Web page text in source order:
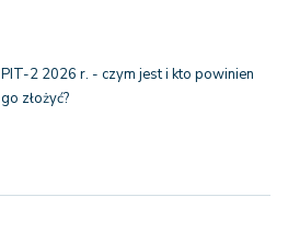
PIT-2 2026 r. - czym jest i kto powinien
go złożyć?